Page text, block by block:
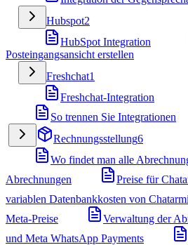
Hubspot2
HubSpot Integration
Posteingangsansicht erstellen
Freshchat1
Freshchat-Integration
So trennen Sie Integrationen
Rechnungsstellung6
Wo findet man alle
Abrechnungen
Preise für
variablen Datenbankkosten von
Meta-Preise
Verwaltung der
und Meta WhatsApp Payments